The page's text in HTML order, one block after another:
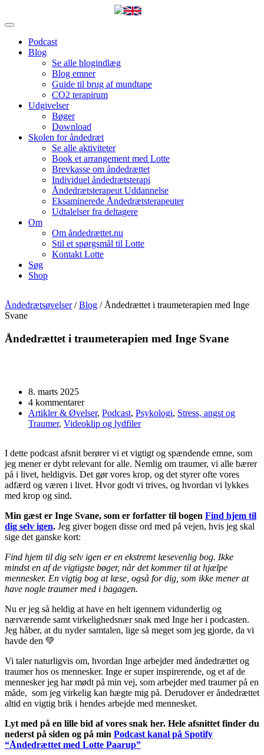
Podcast
Blog
Se alle blogindlæg
Blog emner
Guide til brug af mundtape
CO2 terapirum
Udgivelser
Bøger
Download
Skolen for åndedræt
Se alle aktiviteter
Book et arrangement med Lotte
Brevkasse om åndedrættet
Individuel åndedrætsterapi
Åndedrætsterapeut Uddannelse
Eksaminerede Åndedrætsterapeuter
Udtalelser fra deltagere
Om
Om åndedrættet.nu
Stil et spørgsmål til Lotte
Kontakt Lotte
Søg
Shop
Åndedrætsøvelser/Blog / Åndedrættet i traumeterapien med Inge
Svane
Åndedrættet i traumeterapien med Inge Svane
8. marts 2025
4 kommentarer
Artikler & Øvelser, Podcast, Psykologi, Stress, angst og
Traumer, Videoklip og lydfiler
I dette podcast afsnit berører vi et vigtigt og spændende emne, som
jeg mener er dybt relevant for alle. Nemlig om traumer, vi alle bærer
på i livet, heldigvis. Det gør vores krop, og det styrer ofte vores
adfærd og væren i livet. Hvor godt vi trives, og hvordan vi lykkes
med krop og sind.
Min gæst er Inge Svane, som er forfatter til bogen Find hjem til
dig selv igen. Jeg giver bogen disse ord med på vejen, hvis jeg skal
sige det ganske kort:
Find hjem til dig selv igen er en ekstremt læsevenlig bog. Ikke
mindst en af de vigtigste bøger, når det kommer til at hjælpe
mennesker. En vigtig bog at læse, også for dig, som ikke mener at
have nogle traumer med i bagagen.
Nu er jeg så heldig at have en helt igennem vidunderlig og
nærværende samt virkelighedsnær snak med Inge her i podcasten.
Jeg håber, at du nyder samtalen, lige så meget som jeg gjorde, da vi
havde den 💚
Vi taler naturligvis om, hvordan Inge arbejder med åndedrættet og
traumer hos os mennesker. Inge er super inspirerende, og et af de
mennesker jeg har mødt på min vej, som arbejder med traumer på en
måde, som jeg virkelig kan hægte mig på. Derudover er åndedrættet
altid en vigtig brik i hendes arbejde med mennesket.
Lyt med på en lille bid af vores snak her. Hele afsnittet finder du
nederst på siden og på min Podcast kanal på Spotify
“Åndedrættet med Lotte Paarup”